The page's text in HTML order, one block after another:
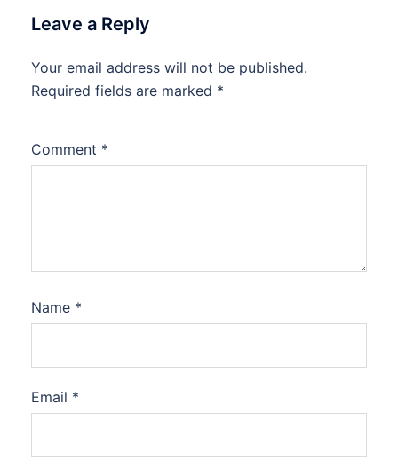
Leave a Reply
Your email address will not be published.
Required fields are marked *
Comment *
Name *
Email *